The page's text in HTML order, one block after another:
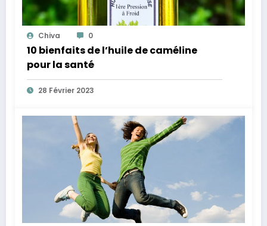
Chiva 0
10 bienfaits de l’huile de caméline
pour la santé
28 Février 2023